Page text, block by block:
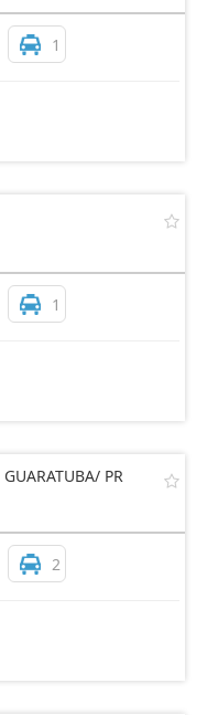
1
1
PR
2